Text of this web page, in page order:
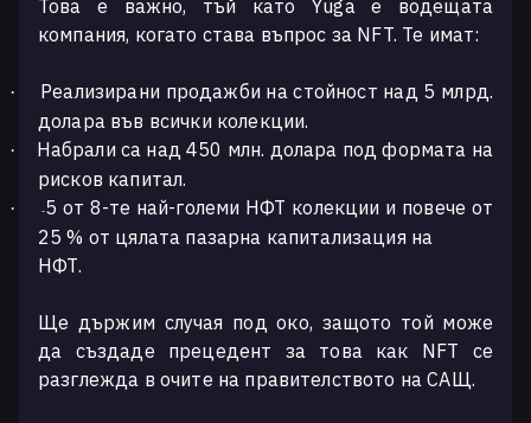
Това е важно, тъй като Yuga е водещата
компания, когато става въпрос за NFT. Те имат:
·
Реализирани продажби на стойност над 5 млрд.
долара във всички колекции.
·
Набрали са над 450 млн. долара под формата на
рисков капитал.
· -5 от 8-те най-големи НФТ колекции и повече от
25 % от цялата пазарна капитализация на
НФТ.
Ще държим случая под око, защото той може
да създаде прецедент за това как NFT се
разглежда в очите на правителството на САЩ.